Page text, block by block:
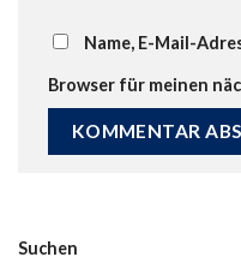
Name, E-Mail-
Browser für meinen
Suchen